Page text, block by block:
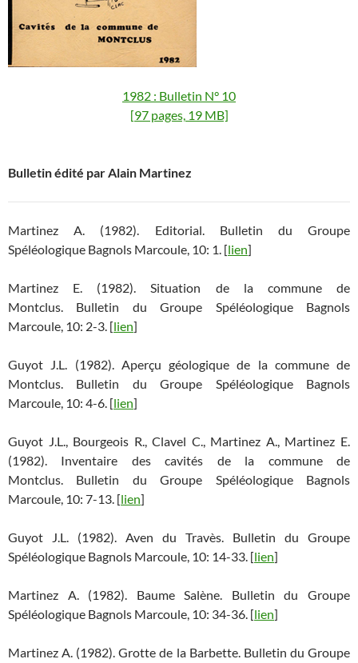
1982 : Bulletin N° 10
[97 pages, 19 MB]
Bulletin édité par Alain Martinez
Martinez A. (1982). Editorial. Bulletin du Groupe
Spéléologique Bagnols Marcoule, 10: 1. [lien]
Martinez E. (1982). Situation de la commune de
Montclus. Bulletin du Groupe Spéléologique Bagnols
Marcoule, 10: 2-3. [lien]
Guyot J.L. (1982). Aperçu géologique de la commune de
Montclus. Bulletin du Groupe Spéléologique Bagnols
Marcoule, 10: 4-6. [lien]
Guyot J.L., Bourgeois R., Clavel C., Martinez A., Martinez E.
(1982). Inventaire des cavités de la commune de
Montclus. Bulletin du Groupe Spéléologique Bagnols
Marcoule, 10: 7-13. [lien]
Guyot J.L. (1982). Aven du Travès. Bulletin du Groupe
Spéléologique Bagnols Marcoule, 10: 14-33. [lien]
Martinez A. (1982). Baume Salène. Bulletin du Groupe
Spéléologique Bagnols Marcoule, 10: 34-36. [lien]
Martinez A. (1982). Grotte de la Barbette. Bulletin du Groupe